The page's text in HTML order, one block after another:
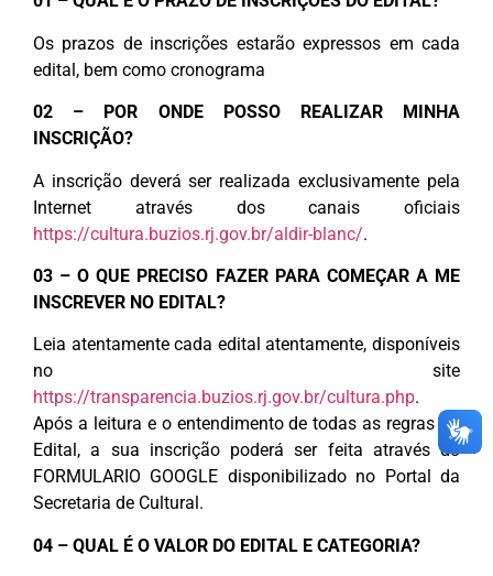
Os prazos de inscrições estarão expressos em cada
edital, bem como cronograma
02 – POR ONDE POSSO REALIZAR MINHA
INSCRIÇÃO?
A inscrição deverá ser realizada exclusivamente pela
Internet através dos canais oficiais
https://cultura.buzios.rj.gov.br/aldir-blanc/.
03 – O QUE PRECISO FAZER PARA COMEÇAR A ME
INSCREVER NO EDITAL?
Leia atentamente cada edital atentamente, disponíveis
no site
https://transparencia.buzios.rj.gov.br/cultura.php.
Após a leitura e o entendimento de todas as regras do
Edital, a sua inscrição poderá ser feita através do
FORMULARIO GOOGLE disponibilizado no Portal da
Secretaria de Cultural.
04 – QUAL É O VALOR DO EDITAL E CATEGORIA?